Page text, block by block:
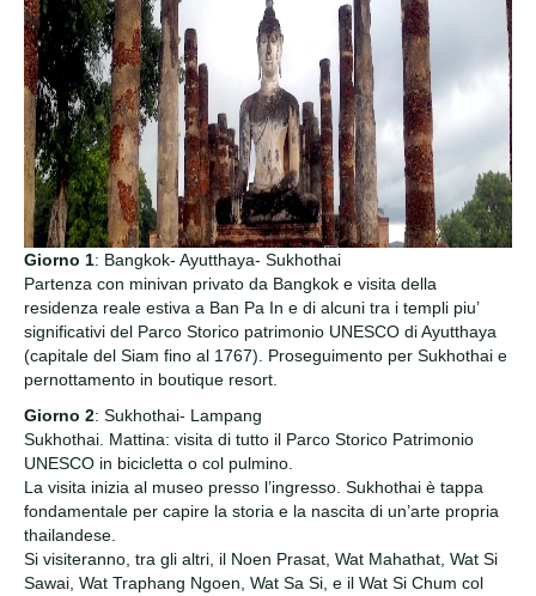
Giorno 1: Bangkok- Ayutthaya- Sukhothai
Partenza con minivan privato da Bangkok e visita della
residenza reale estiva a Ban Pa In e di alcuni tra i templi piu’
significativi del Parco Storico patrimonio UNESCO di Ayutthaya
(capitale del Siam fino al 1767). Proseguimento per Sukhothai e
pernottamento in boutique resort.
Giorno 2: Sukhothai- Lampang
Sukhothai. Mattina: visita di tutto il Parco Storico Patrimonio
UNESCO in bicicletta o col pulmino.
La visita inizia al museo presso l’ingresso. Sukhothai è tappa
fondamentale per capire la storia e la nascita di un’arte propria
thailandese.
Si visiteranno, tra gli altri, il Noen Prasat, Wat Mahathat, Wat Si
Sawai, Wat Traphang Ngoen, Wat Sa Si, e il Wat Si Chum col